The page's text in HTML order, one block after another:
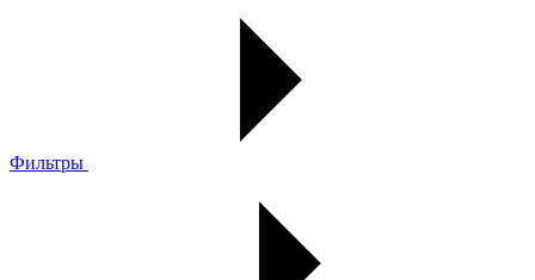
Фильтры